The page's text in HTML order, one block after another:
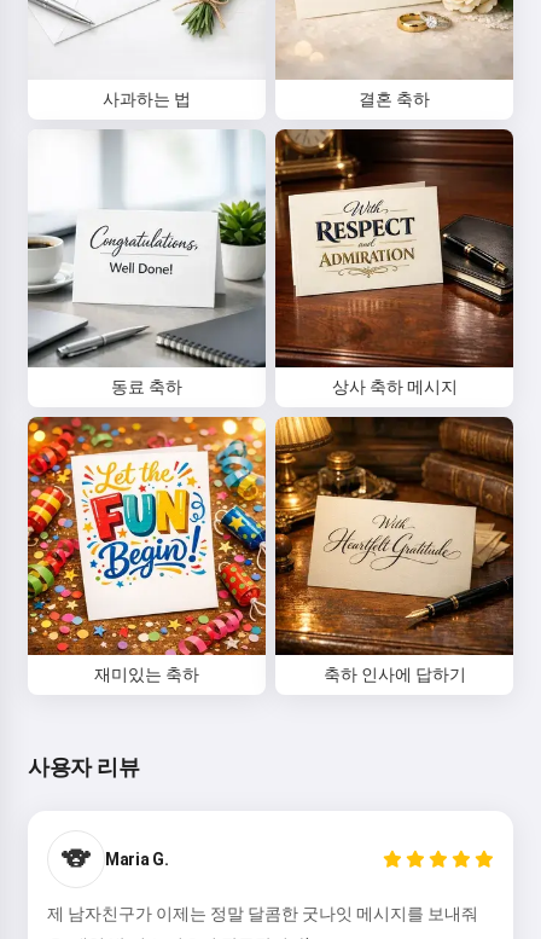
사과하는 법 결혼 축하
동료 축하 상사 축하 메시지
재미있는 축하 축하 인사에 답하기
사용자 리뷰
🐨 Maria G.
제 남자친구가 이제는 정말 달콤한 굿나잇 메시지를 보내줘
안녕하세요 👋
저는 노래를 만들고, 시와 축하 메시
지를 쓸 수 있어요 🥰
시도해보기
동의함: 서비스 이용약관,
개인정보 처리방침
환불 정책